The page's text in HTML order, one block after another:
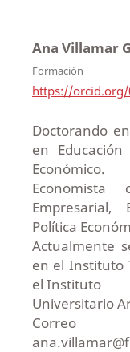
Ana Villamar
Formación
https://orcid.org/
Doctorando
en
Económico.
Empresarial,
Política
Actualmente
en el Instituto
el Instituto
Universitario